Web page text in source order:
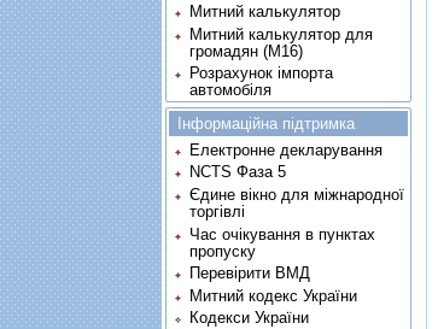
Митний калькулятор
Митний калькулятор для
громадян (М16)
Розрахунок імпорта
автомобіля
Інформаційна підтримка
Електронне декларування
NCTS Фаза 5
Єдине вікно для міжнародної
торгівлі
Час очікування в пунктах
пропуску
Перевірити ВМД
Митний кодекс України
Кодекси України